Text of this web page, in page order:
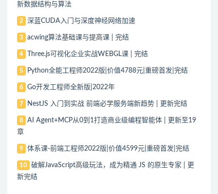
新数据结构与算法
2 深蓝CUDA入门与深度神经网络加速
3 acwing算法基础课与提高课 | 完结
4 Three.js可视化企业实战WEBGL课 | 完结
5 Python全能工程师2022版|价值4788元|重磅首发|完结
6 Go开发工程师全新版|2022年
7 NestJS 入门到实战 前端必学服务端新趋势 | 更新完结
8
AI Agent+MCP从0到1打造商业级编程智能体 | 更新至19
章
9 体系课-前端工程师2022版|价值4599元|重磅首发|完结
10
破解JavaScript高级玩法，成为精通 JS 的原生专家 | 更
新完结